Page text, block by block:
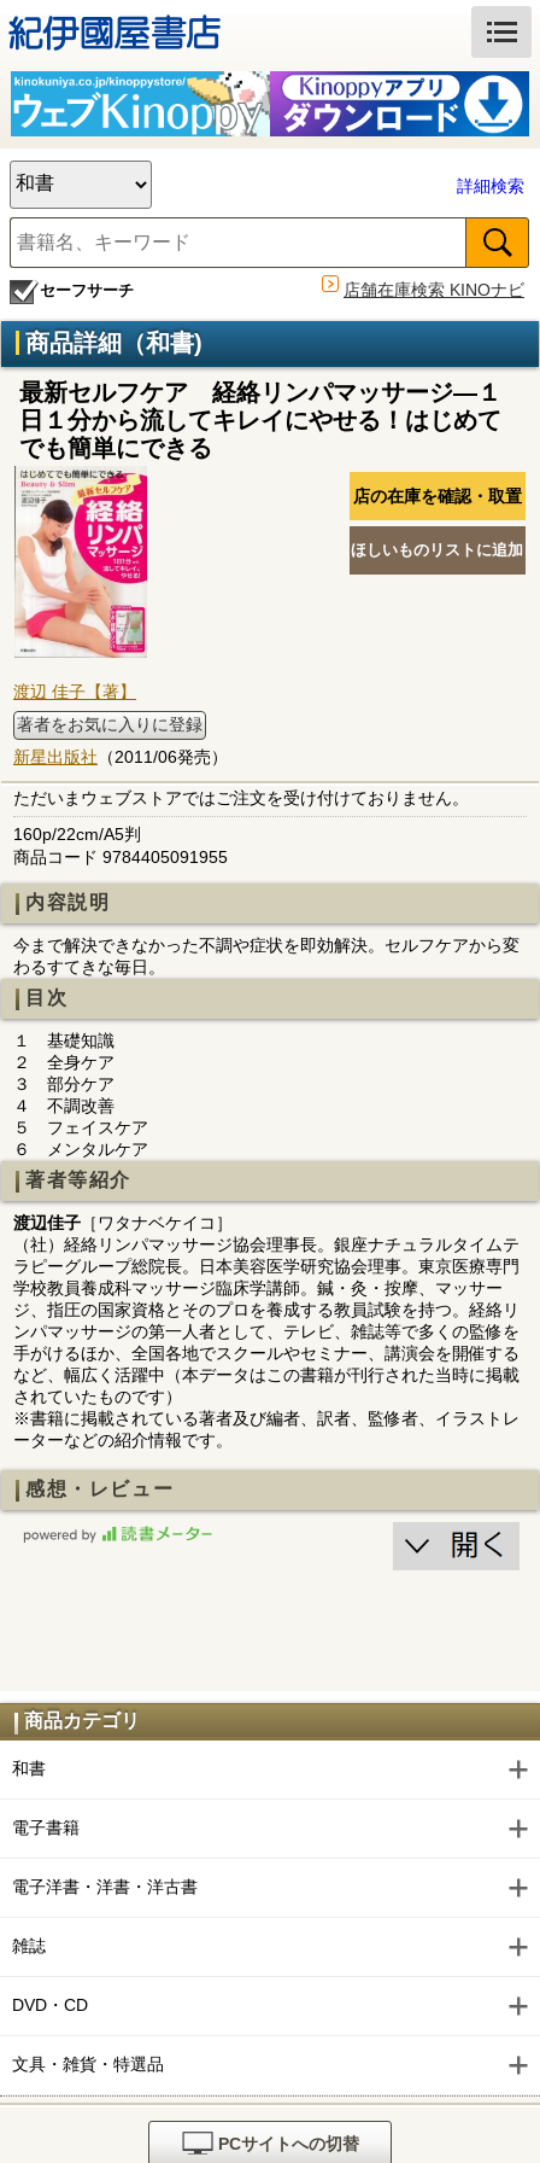
詳細検索
セーフサーチ 店舗在庫検索 KINOナビ
商品詳細（和書)
最新セルフケア 経絡リンパマッサージ―１
日１分から流してキレイにやせる！はじめて
でも簡単にできる
渡辺 佳子【著】
著者をお気に入りに登録
新星出版社 （2011/06発売）
ただいまウェブストアではご注文を受け付けておりません。
160p/22cm/A5判
商品コード 9784405091955
内容説明
今まで解決できなかった不調や症状を即効解決。セルフケアから変
わるすてきな毎日。
目次
１ 基礎知識
２ 全身ケア
３ 部分ケア
４ 不調改善
５ フェイスケア
６ メンタルケア
著者等紹介
渡辺佳子 ［ワタナベケイコ］
（社）経絡リンパマッサージ協会理事長。銀座ナチュラルタイムテ
ラピーグループ総院長。日本美容医学研究協会理事。東京医療専門
学校教員養成科マッサージ臨床学講師。鍼・灸・按摩、マッサー
ジ、指圧の国家資格とそのプロを養成する教員試験を持つ。経絡リ
ンパマッサージの第一人者として、テレビ、雑誌等で多くの監修を
手がけるほか、全国各地でスクールやセミナー、講演会を開催する
など、幅広く活躍中（本データはこの書籍が刊行された当時に掲載
されていたものです）
※書籍に掲載されている著者及び編者、訳者、監修者、イラストレ
ーターなどの紹介情報です。
感想・レビュー
商品カテゴリ
和書
電子書籍
電子洋書・洋書・洋古書
雑誌
DVD・CD
文具・雑貨・特選品
PCサイトへの切替